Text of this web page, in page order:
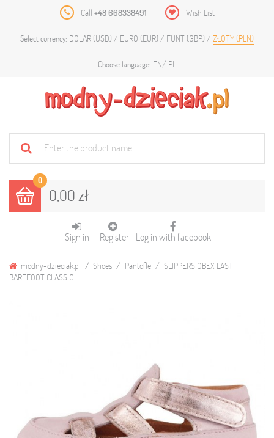
Call +48 668338491 Wish List
Select currency: DOLAR (USD) EURO (EUR) FUNT (GBP) ZŁOTY (PLN)
Choose language: EN PL
0
0,00 zł
Sign in Register Log in with facebook
modny-dzieciak.pl Shoes Pantofle
SLIPPERS OBEX LASTI
BAREFOOT CLASSIC